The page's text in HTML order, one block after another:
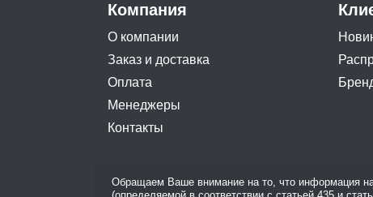
Компания
О компании
Заказ и доставка
Оплата
Менеджеры
Контакты
Обращаем Ваше внимание на то, что информация